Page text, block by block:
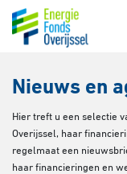
Nieuws en
Hier treft u een selectie
Overijssel, haar
regelmaat een
haar financieringen en